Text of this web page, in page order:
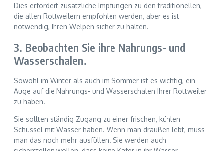
Dies erfordert zusätzliche Impfungen zu den traditionellen,
die allen Rottweilern empfohlen werden, aber es ist
notwendig, Ihren Welpen sicher zu halten.
3. Beobachten Sie ihre Nahrungs- und
Wasserschalen.
Sowohl im Winter als auch im Sommer ist es wichtig, ein
Auge auf die Nahrungs- und Wasserschalen Ihrer Rottweiler
zu haben.
Sie sollten ständig Zugang zu einer frischen, kühlen
Schüssel mit Wasser haben. Wenn man draußen lebt, muss
man das noch mehr ausfüllen. Sie werden auch